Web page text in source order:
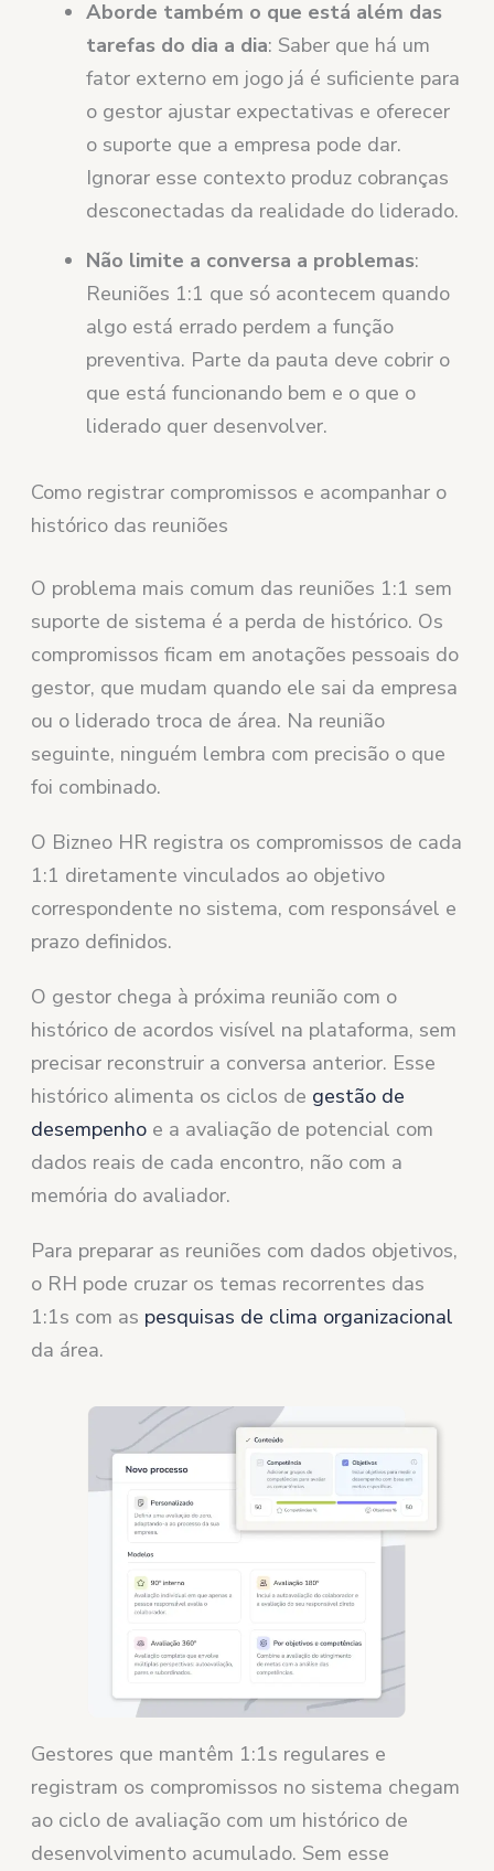
Aborde também o que está além das
tarefas do dia a dia: Saber que há um
fator externo em jogo já é suficiente para
o gestor ajustar expectativas e oferecer
o suporte que a empresa pode dar.
Ignorar esse contexto produz cobranças
desconectadas da realidade do liderado.
Não limite a conversa a problemas:
Reuniões 1:1 que só acontecem quando
algo está errado perdem a função
preventiva. Parte da pauta deve cobrir o
que está funcionando bem e o que o
liderado quer desenvolver.
Como registrar compromissos e acompanhar o
histórico das reuniões
O problema mais comum das reuniões 1:1 sem
suporte de sistema é a perda de histórico. Os
compromissos ficam em anotações pessoais do
gestor, que mudam quando ele sai da empresa
ou o liderado troca de área. Na reunião
seguinte, ninguém lembra com precisão o que
foi combinado.
O Bizneo HR registra os compromissos de cada
1:1 diretamente vinculados ao objetivo
correspondente no sistema, com responsável e
prazo definidos.
O gestor chega à próxima reunião com o
histórico de acordos visível na plataforma, sem
precisar reconstruir a conversa anterior. Esse
histórico alimenta os ciclos de gestão de
desempenho e a avaliação de potencial com
dados reais de cada encontro, não com a
memória do avaliador.
Para preparar as reuniões com dados objetivos,
o RH pode cruzar os temas recorrentes das
1:1s com as pesquisas de clima organizacional
da área.
Gestores que mantêm 1:1s regulares e
registram os compromissos no sistema chegam
ao ciclo de avaliação com um histórico de
desenvolvimento acumulado. Sem esse